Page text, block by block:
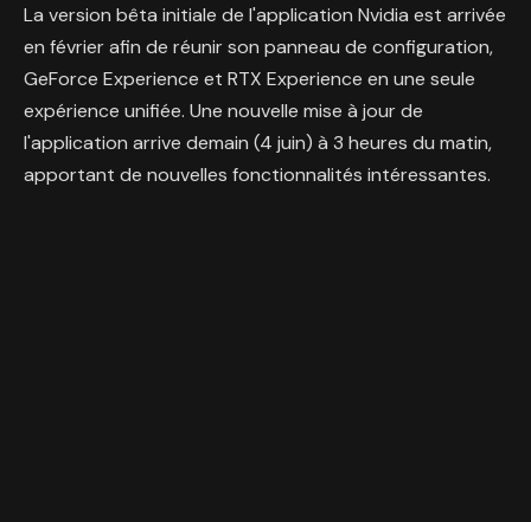
La version bêta initiale de l'application Nvidia est arrivée
en février afin de réunir son panneau de configuration,
GeForce Experience et RTX Experience en une seule
expérience unifiée. Une nouvelle mise à jour de
l'application arrive demain (4 juin) à 3 heures du matin,
apportant de nouvelles fonctionnalités intéressantes.